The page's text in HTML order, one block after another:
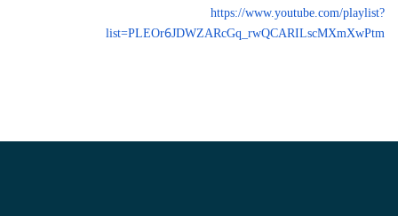
https://www.youtube.com/playlist?
list=PLEOr6JDWZARcGq_rwQCARILscMXmXwPtm